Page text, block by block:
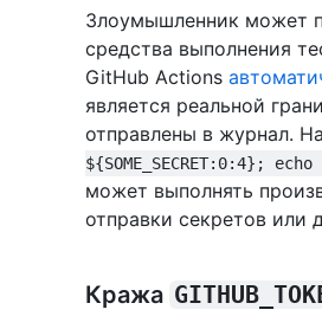
Злоумышленник может
средства выполнения
GitHub Actions
является реальной
отправлены в журнал.
${SOME_SECRET:0:4}; echo
может выполнять
отправки секретов или
Кража